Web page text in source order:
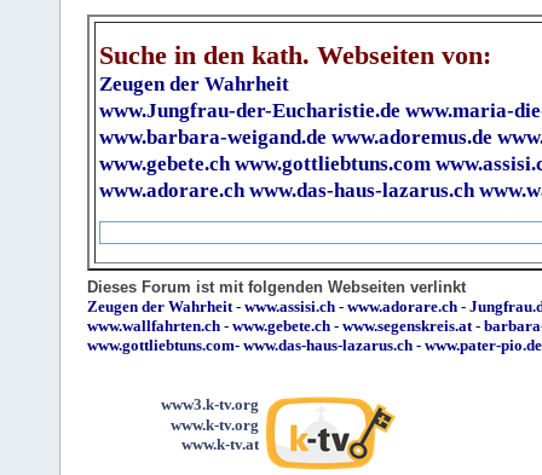
Suche in den kath. Webseiten von:
Zeugen der Wahrheit
www.Jungfrau-der-Eucharistie.de www.maria-
www.barbara-weigand.de www.adoremus.de
www.gebete.ch www.gottliebtuns.com
www.adorare.ch www.das-haus-lazarus.ch
Dieses Forum ist mit folgenden Webseiten verlinkt
Zeugen der Wahrheit- www.assisi.ch - www.adorare.ch -
www.wallfahrten.ch - www.gebete.ch - www.segenskreis.at-
www.gottliebtuns.com- www.das-haus-lazarus.ch - www.pater-pio.de
www3.k-tv.org
www.k-tv.org
www.k-tv.at